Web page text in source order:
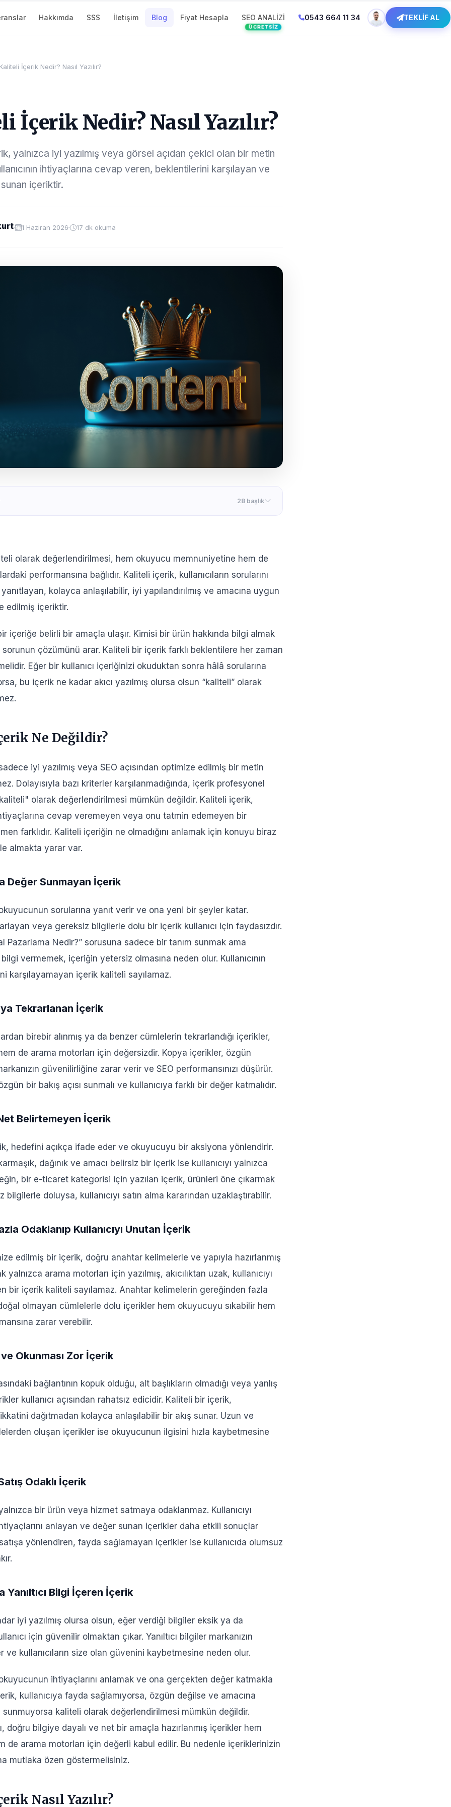
Hakkımda SSS İletişim Blog Fiyat Hesapla SEO ANALİZİ
ÜCRETSIZ
0543 664 11 34 TEKLİF AL
Kaliteli İçerik Nedir? Nasıl Yazılır?
İçerik Nedir? Nasıl Yazılır?
yalnızca iyi yazılmış veya görsel açıdan çekici olan bir metin
ihtiyaçlarına cevap veren, beklentilerini karşılayan ve
içeriktir.
1 Haziran 2026 17 dk okuma
28 başlık
Tekrarlanan İçerik
Net Belirtemeyen İçerik
Odaklanıp Kullanıcıyı Unutan İçerik
ve Okunması Zor İçerik
Satış Odaklı İçerik
Yanıltıcı Bilgi İçeren İçerik
Yazılır?
Tanıyın
Araştırın
Olmaya Özen Gösterin
Bir Başlık ve Giriş Paragrafı Yazın
ve Değer Katan Bir İçerik Üretin
Artırın
Geçirici (CTA) İfadeler Ekleyin
Özen Gösterin
Güncel Olmaya Dikkat Edin
Kontrol ve Düzenleme Yapın
Deneyimini Güçlendirir
ve İmajını Güçlendirir
Dönüşüm Sağlar
Değer Yaratır
Sağlar
Artırır
olarak değerlendirilmesi, hem okuyucu memnuniyetine hem de
performansına bağlıdır. Kaliteli içerik, kullanıcıların sorularını
kolayca anlaşılabilir, iyi yapılandırılmış ve amacına uygun
edilmiş içeriktir.
içeriğe belirli bir amaçla ulaşır. Kimisi bir ürün hakkında bilgi almak
çözümünü arar. Kaliteli bir içerik farklı beklentilere her zaman
Eğer bir kullanıcı içeriğinizi okuduktan sonra hâlâ sorularına
bu içerik ne kadar akıcı yazılmış olursa olsun “kaliteli” olarak
Ne Değildir?
iyi yazılmış veya SEO açısından optimize edilmiş bir metin
Dolayısıyla bazı kriterler karşılanmadığında, içerik profesyonel
olarak değerlendirilmesi mümkün değildir. Kaliteli içerik,
cevap veremeyen veya onu tatmin edemeyen bir
farklıdır. Kaliteli içeriğin ne olmadığını anlamak için konuyu biraz
almakta yarar var.
Değer Sunmayan İçerik
sorularına yanıt verir ve ona yeni bir şeyler katar.
veya gereksiz bilgilerle dolu bir içerik kullanıcı için faydasızdır.
Pazarlama Nedir?” sorusuna sadece bir tanım sunmak ama
vermemek, içeriğin yetersiz olmasına neden olur. Kullanıcının
karşılayamayan içerik kaliteli sayılamaz.
Tekrarlanan İçerik
birebir alınmış ya da benzer cümlelerin tekrarlandığı içerikler,
de arama motorları için değersizdir. Kopya içerikler, özgün
güvenilirliğine zarar verir ve SEO performansınızı düşürür.
bir bakış açısı sunmalı ve kullanıcıya farklı bir değer katmalıdır.
Belirtemeyen İçerik
hedefini açıkça ifade eder ve okuyucuyu bir aksiyona yönlendirir.
dağınık ve amacı belirsiz bir içerik ise kullanıcıyı yalnızca
bir e-ticaret kategorisi için yazılan içerik, ürünleri öne çıkarmak
bilgilerle doluysa, kullanıcıyı satın alma kararından uzaklaştırabilir.
Odaklanıp Kullanıcıyı Unutan İçerik
edilmiş bir içerik, doğru anahtar kelimelerle ve yapıyla hazırlanmış
yalnızca arama motorları için yazılmış, akıcılıktan uzak, kullanıcıyı
bir içerik kaliteli sayılamaz. Anahtar kelimelerin gereğinden fazla
olmayan cümlelerle dolu içerikler hem okuyucuyu sıkabilir hem
zarar verebilir.
Okunması Zor İçerik
bağlantının kopuk olduğu, alt başlıkların olmadığı veya yanlış
kullanıcı açısından rahatsız edicidir. Kaliteli bir içerik,
dağıtmadan kolayca anlaşılabilir bir akış sunar. Uzun ve
oluşan içerikler ise okuyucunun ilgisini hızla kaybetmesine
Odaklı İçerik
bir ürün veya hizmet satmaya odaklanmaz. Kullanıcıyı
anlayan ve değer sunan içerikler daha etkili sonuçlar
yönlendiren, fayda sağlamayan içerikler ise kullanıcıda olumsuz
Yanıltıcı Bilgi İçeren İçerik
iyi yazılmış olursa olsun, eğer verdiği bilgiler eksik ya da
için güvenilir olmaktan çıkar. Yanıltıcı bilgiler markanızın
ve kullanıcıların size olan güvenini kaybetmesine neden olur.
ihtiyaçlarını anlamak ve ona gerçekten değer katmakla
kullanıcıya fayda sağlamıyorsa, özgün değilse ve amacına
sunmuyorsa kaliteli olarak değerlendirilmesi mümkün değildir.
doğru bilgiye dayalı ve net bir amaçla hazırlanmış içerikler hem
de arama motorları için değerli kabul edilir. Bu nedenle içeriklerinizin
mutlaka özen göstermelisiniz.
Nasıl Yazılır?